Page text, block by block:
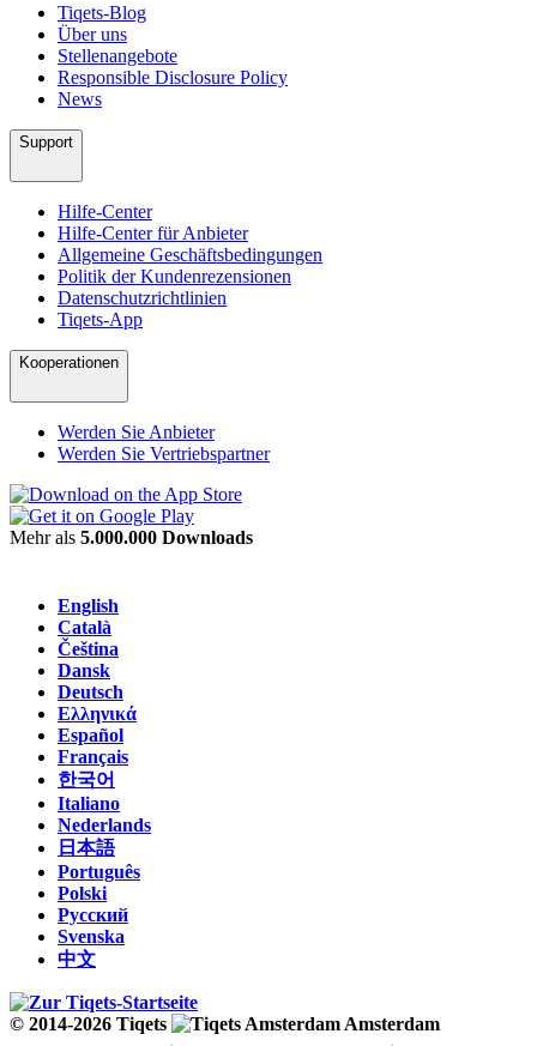
Tiqets-Blog
Über uns
Stellenangebote
Responsible Disclosure Policy
News
Support
Hilfe-Center
Hilfe-Center für Anbieter
Allgemeine Geschäftsbedingungen
Politik der Kundenrezensionen
Datenschutzrichtlinien
Tiqets-App
Kooperationen
Werden Sie Anbieter
Werden Sie Vertriebspartner
Mehr als 5.000.000 Downloads
English
Català
Čeština
Dansk
Deutsch
Ελληνικά
Español
Français
한국어
Italiano
Nederlands
日本語
Português
Polski
Русский
Svenska
中文
© 2014-2026 Tiqets
Amsterdam